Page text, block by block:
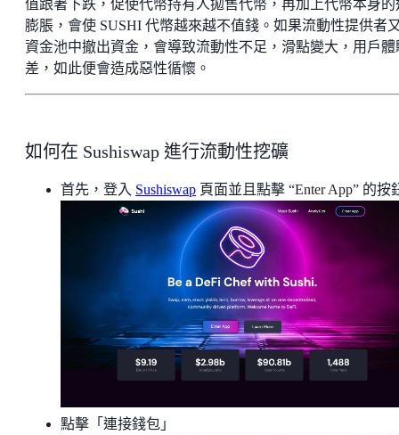
值跟著下跌，促使代幣持有人拋售代幣，再加上代幣本身的
膨脹，會使 SUSHI 代幣越來越不值錢。如果流動性提供者
資金池中撤出資金，會導致流動性不足，滑點變大，用戶體
差，如此便會造成惡性循懷。
如何在 Sushiswap 進行流動性挖礦
首先，登入 Sushiswap 頁面並且點擊 “Enter App” 的按
點擊「連接錢包」